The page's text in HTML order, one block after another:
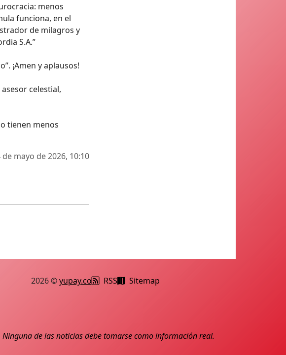
menos
funciona, en el
de milagros y
S.A.”
¡Amen y aplausos!
celestial,
tienen menos
mayo de 2026, 10:10
2026 ©yupay.co RSS Sitemap
de las noticias debe tomarse como información real.